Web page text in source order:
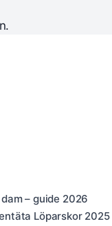
– guide 2026
Löparskor 2025